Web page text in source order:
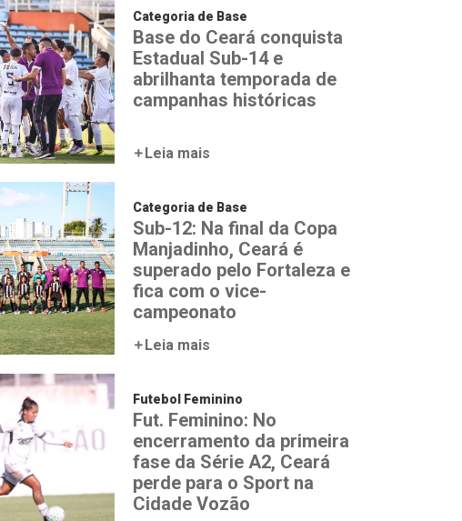
Categoria de Base
Base do Ceará conquista
Estadual Sub-14 e
abrilhanta temporada de
campanhas históricas
Leia mais
Categoria de Base
Sub-12: Na final da Copa
Manjadinho, Ceará é
superado pelo Fortaleza e
fica com o vice-
campeonato
Leia mais
Futebol Feminino
Fut. Feminino: No
encerramento da primeira
fase da Série A2, Ceará
perde para o Sport na
Cidade Vozão